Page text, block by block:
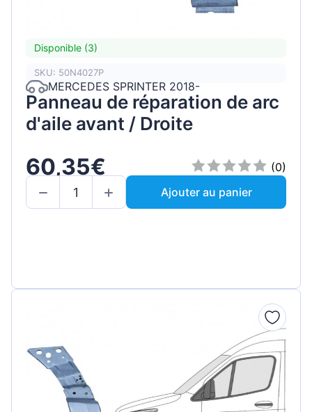
Disponible (3)
SKU: 50N4027P
MERCEDES SPRINTER 2018-
Panneau de réparation de arc
d'aile avant / Droite
60,35€
(0)
Ajouter au panier